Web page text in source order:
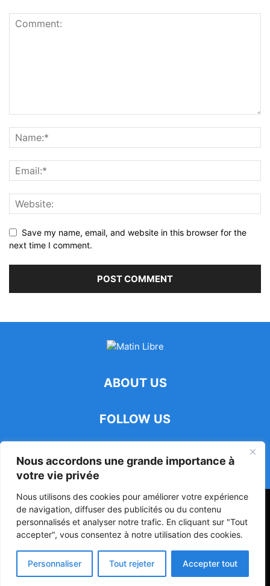
Nous accordons une grande importance à
votre vie privée
Nous utilisons des cookies pour améliorer votre expérience
de navigation, diffuser des publicités ou du contenu
personnalisés et analyser notre trafic. En cliquant sur "Tout
accepter", vous consentez à notre utilisation des cookies.
Personnaliser Tout rejeter Accepter tout
Save my name, email, and website in this browser for the
next time I comment.
ABOUT US
FOLLOW US
47ᵉ Assemblée Mondiale sur la Protection de la Vie Privée: Me
Luciano Hounkponou représente le Bénin à Séoul